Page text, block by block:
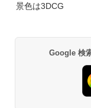
景色は3DCG
Google 検